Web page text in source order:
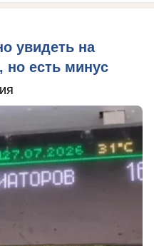
увидеть на
но есть минус